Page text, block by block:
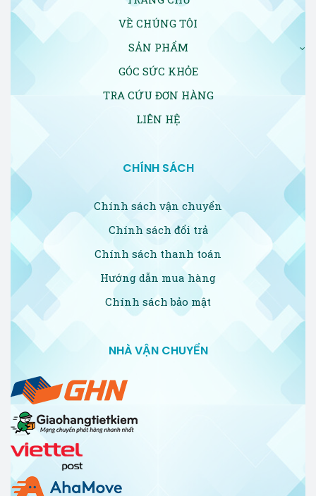
VỀ CHÚNG TÔI
SẢN PHẨM
GÓC SỨC KHỎE
TRA CỨU ĐƠN HÀNG
LIÊN HỆ
CHÍNH SÁCH
Chính sách vận chuyển
Chính sách đổi trả
Chính sách thanh toán
Hướng dẫn mua hàng
Chính sách bảo mật
NHÀ VẬN CHUYỂN